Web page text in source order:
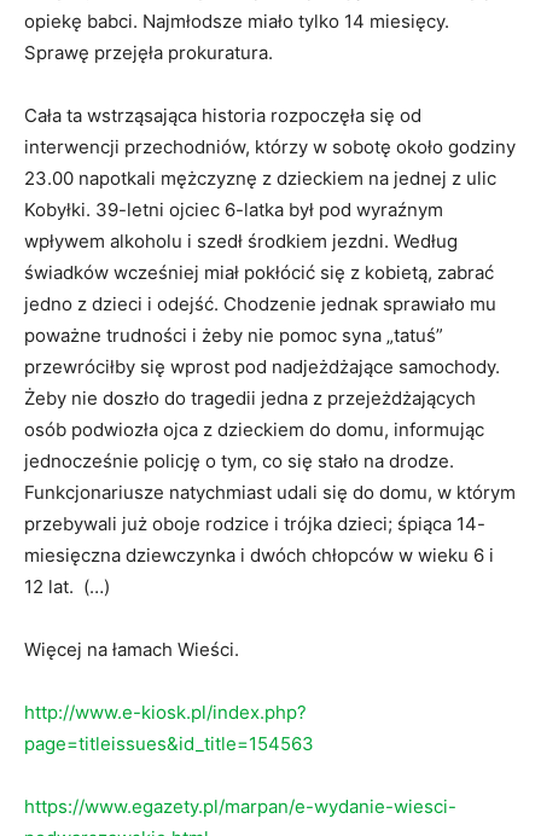
opiekę babci. Najmłodsze miało tylko 14 miesięcy.
Sprawę przejęła prokuratura.
Cała ta wstrząsająca historia rozpoczęła się od
interwencji przechodniów, którzy w sobotę około godziny
23.00 napotkali mężczyznę z dzieckiem na jednej z ulic
Kobyłki. 39-letni ojciec 6-latka był pod wyraźnym
wpływem alkoholu i szedł środkiem jezdni. Według
świadków wcześniej miał pokłócić się z kobietą, zabrać
jedno z dzieci i odejść. Chodzenie jednak sprawiało mu
poważne trudności i żeby nie pomoc syna „tatuś”
przewróciłby się wprost pod nadjeżdżające samochody.
Żeby nie doszło do tragedii jedna z przejeżdżających
osób podwiozła ojca z dzieckiem do domu, informując
jednocześnie policję o tym, co się stało na drodze.
Funkcjonariusze natychmiast udali się do domu, w którym
przebywali już oboje rodzice i trójka dzieci; śpiąca 14-
miesięczna dziewczynka i dwóch chłopców w wieku 6 i
12 lat. (…)
Więcej na łamach Wieści.
http://www.e-kiosk.pl/index.php?
page=titleissues&id_title=154563
https://www.egazety.pl/marpan/e-wydanie-wiesci-